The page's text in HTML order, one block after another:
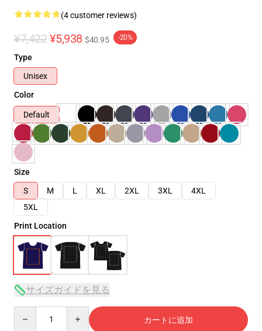
(4 customer reviews)
¥7,422 ¥5,938 $40.95 -20%
Type
Unisex
Color
Default
Size
S
M L XL 2XL 3XL
4XL
5XL
Print Location
サイズガイドを見る
カートに追加